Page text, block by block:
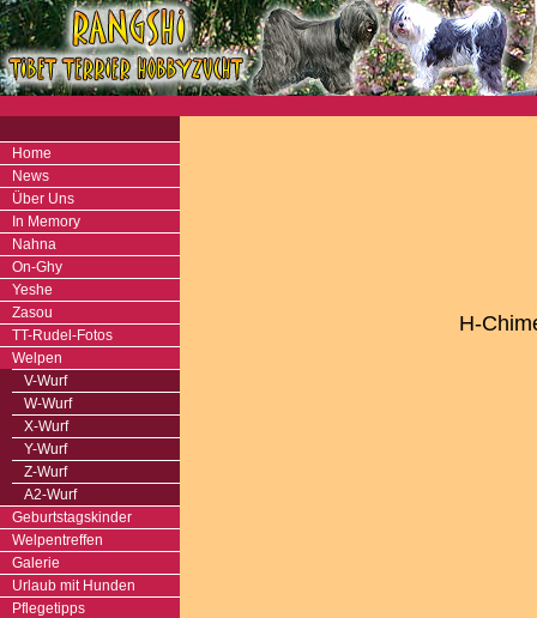
Home
News
Über Uns
In Memory
Nahna
On-Ghy
Yeshe
Zasou
TT-Rudel-Fotos
Welpen
V-Wurf
W-Wurf
X-Wurf
Y-Wurf
Z-Wurf
A2-Wurf
Geburtstagskinder
Welpentreffen
Galerie
Urlaub mit Hunden
Pflegetipps
H-